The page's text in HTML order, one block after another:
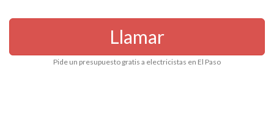
Llamar
Pide un presupuesto gratis a electricistas en El Paso